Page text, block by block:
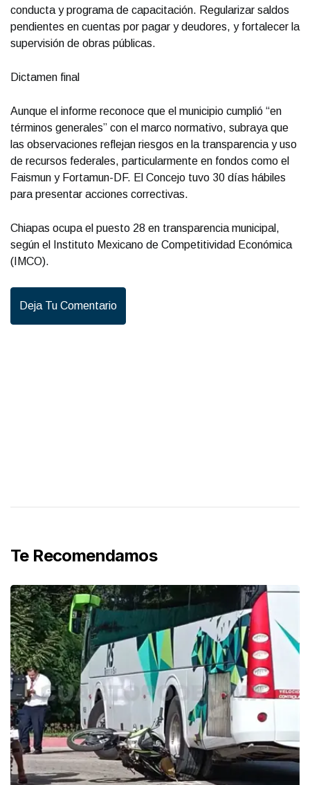
conducta y programa de capacitación. Regularizar saldos
pendientes en cuentas por pagar y deudores, y fortalecer la
supervisión de obras públicas.
Dictamen final
Aunque el informe reconoce que el municipio cumplió “en
términos generales” con el marco normativo, subraya que
las observaciones reflejan riesgos en la transparencia y uso
de recursos federales, particularmente en fondos como el
Faismun y Fortamun-DF. El Concejo tuvo 30 días hábiles
para presentar acciones correctivas.
Chiapas ocupa el puesto 28 en transparencia municipal,
según el Instituto Mexicano de Competitividad Económica
(IMCO).
Deja Tu Comentario
Te Recomendamos